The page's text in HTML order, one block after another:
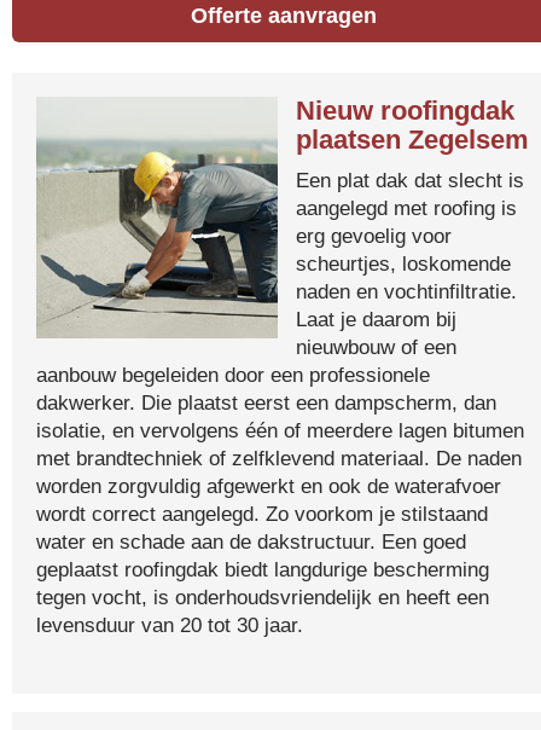
Offerte aanvragen
Nieuw roofingdak
plaatsen Zegelsem
Een plat dak dat slecht is
aangelegd met roofing is
erg gevoelig voor
scheurtjes, loskomende
naden en vochtinfiltratie.
Laat je daarom bij
nieuwbouw of een
aanbouw begeleiden door een professionele
dakwerker. Die plaatst eerst een dampscherm, dan
isolatie, en vervolgens één of meerdere lagen bitumen
met brandtechniek of zelfklevend materiaal. De naden
worden zorgvuldig afgewerkt en ook de waterafvoer
wordt correct aangelegd. Zo voorkom je stilstaand
water en schade aan de dakstructuur. Een goed
geplaatst roofingdak biedt langdurige bescherming
tegen vocht, is onderhoudsvriendelijk en heeft een
levensduur van 20 tot 30 jaar.